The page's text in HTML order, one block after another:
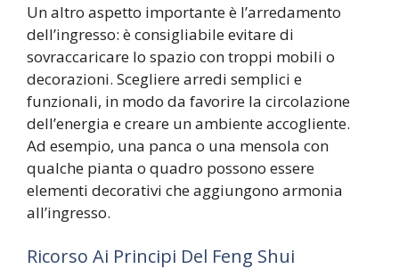
Un altro aspetto importante è l’arredamento
dell’ingresso: è consigliabile evitare di
sovraccaricare lo spazio con troppi mobili o
decorazioni. Scegliere arredi semplici e
funzionali, in modo da favorire la circolazione
dell’energia e creare un ambiente accogliente.
Ad esempio, una panca o una mensola con
qualche pianta o quadro possono essere
elementi decorativi che aggiungono armonia
all’ingresso.
Ricorso Ai Principi Del Feng Shui